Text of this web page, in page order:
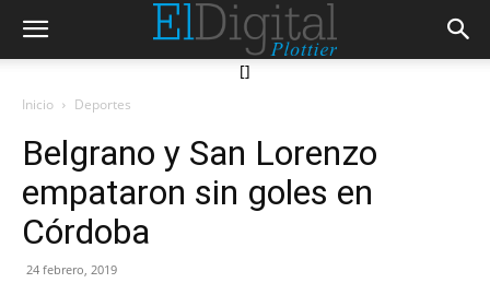
[]
Inicio Deportes
Belgrano y San Lorenzo
empataron sin goles en
Córdoba
24 febrero, 2019